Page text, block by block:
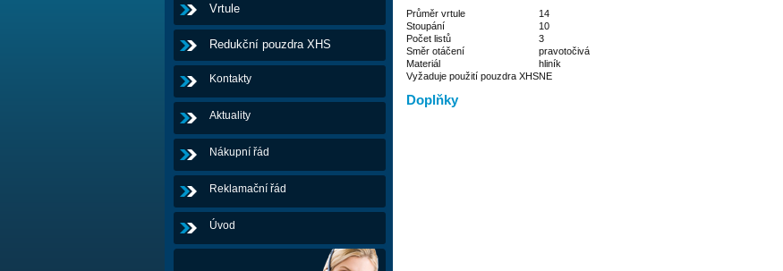
Vrtule
Redukční pouzdra XHS
Kontakty
Aktuality
Nákupní řád
Reklamační řád
Úvod
Průměr vrtule
14
Stoupání
10
Počet listů
3
Směr otáčení
pravotočivá
Materiál
hliník
Vyžaduje použití pouzdra XHSNE
Doplňky